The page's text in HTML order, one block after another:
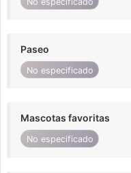
Paseo
No especificado
Mascotas favoritas
No especificado